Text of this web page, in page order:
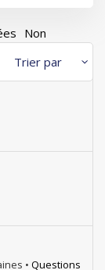
Non
• Questions